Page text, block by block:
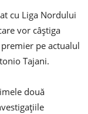
cu Liga Nordului
vor câștiga
pe actualul
Tajani.
două